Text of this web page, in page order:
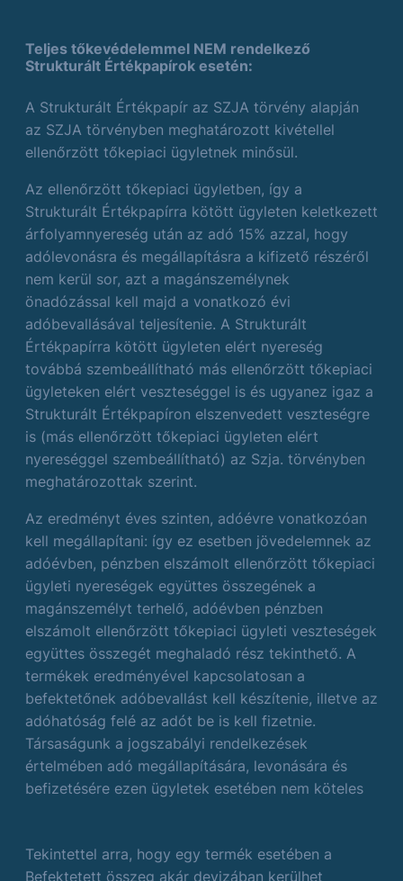
Teljes tőkevédelemmel NEM rendelkező
Strukturált Értékpapírok esetén:
A Strukturált Értékpapír az SZJA törvény alapján
az SZJA törvényben meghatározott kivétellel
ellenőrzött tőkepiaci ügyletnek minősül.
Az ellenőrzött tőkepiaci ügyletben, így a
Strukturált Értékpapírra kötött ügyleten keletkezett
árfolyamnyereség után az adó 15% azzal, hogy
adólevonásra és megállapításra a kifizető részéről
nem kerül sor, azt a magánszemélynek
önadózással kell majd a vonatkozó évi
adóbevallásával teljesítenie. A Strukturált
Értékpapírra kötött ügyleten elért nyereség
továbbá szembeállítható más ellenőrzött tőkepiaci
ügyleteken elért veszteséggel is és ugyanez igaz a
Strukturált Értékpapíron elszenvedett veszteségre
is (más ellenőrzött tőkepiaci ügyleten elért
nyereséggel szembeállítható) az Szja. törvényben
meghatározottak szerint.
Az eredményt éves szinten, adóévre vonatkozóan
kell megállapítani: így ez esetben jövedelemnek az
adóévben, pénzben elszámolt ellenőrzött tőkepiaci
ügyleti nyereségek együttes összegének a
magánszemélyt terhelő, adóévben pénzben
elszámolt ellenőrzött tőkepiaci ügyleti veszteségek
együttes összegét meghaladó rész tekinthető. A
termékek eredményével kapcsolatosan a
befektetőnek adóbevallást kell készítenie, illetve az
adóhatóság felé az adót be is kell fizetnie.
Társaságunk a jogszabályi rendelkezések
értelmében adó megállapítására, levonására és
befizetésére ezen ügyletek esetében nem köteles
Tekintettel arra, hogy egy termék esetében a
Befektetett összeg akár devizában kerülhet